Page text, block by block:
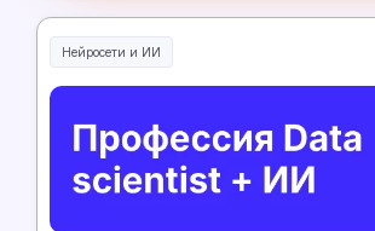
Нейросети и ИИ
Нейросети и искусственный интеллект